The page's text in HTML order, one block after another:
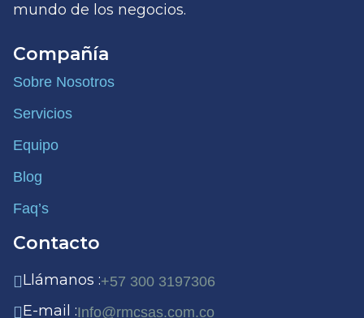
mundo de los negocios.
Compañía
Sobre Nosotros
Servicios
Equipo
Blog
Faq’s
Contacto
Llámanos :+57 300 3197306
E-mail :Info@rmcsas.com.co